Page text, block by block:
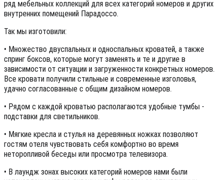
ряд мебельных коллекций для всех категорий номеров и других
внутренних помещений Парадоссо.
Так мы изготовили:
• Множество двуспальных и односпальных кроватей, а также
спринг боксов, которые могут заменять и те и другие в
зависимости от ситуации и загруженности конкретных номеров.
Все кровати получили стильные и современные изголовья,
удачно согласованные с общим дизайном номеров.
• Рядом с каждой кроватью располагаются удобные тумбы -
подставки для светильников.
• Мягкие кресла и стулья на деревянных ножках позволяют
гостям отеля чувствовать себя комфортно во время
неторопливой беседы или просмотра телевизора.
• В лаундж зонах высоких категорий номеров нами были